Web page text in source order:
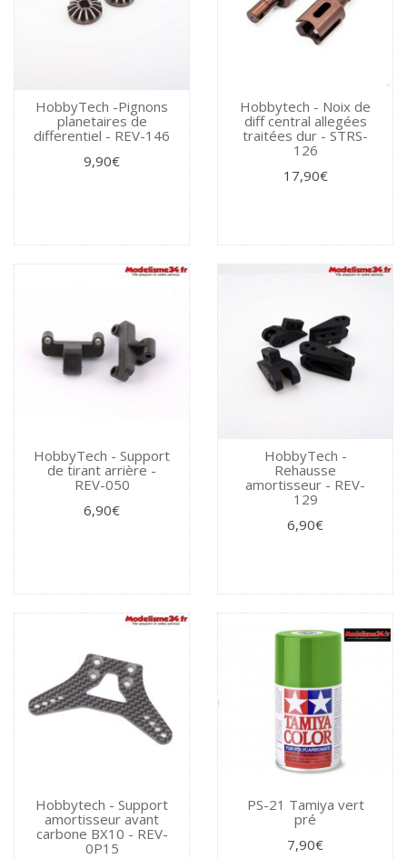
HobbyTech -Pignons
planetaires de
differentiel - REV-146
9,90€
Hobbytech - Noix de
diff central allegées
traitées dur - STRS-
126
17,90€
HobbyTech - Support
de tirant arrière -
REV-050
6,90€
HobbyTech -
Rehausse
amortisseur - REV-
129
6,90€
Hobbytech - Support
amortisseur avant
carbone BX10 - REV-
0P15
PS-21 Tamiya vert
pré
7,90€